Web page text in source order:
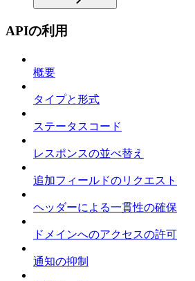
APIの利用
概要
タイプと形式
ステータスコード
レスポンスの並べ替え
追加フィールドのリクエスト
ヘッダーによる一貫性の確保
ドメインへのアクセスの許可
通知の抑制